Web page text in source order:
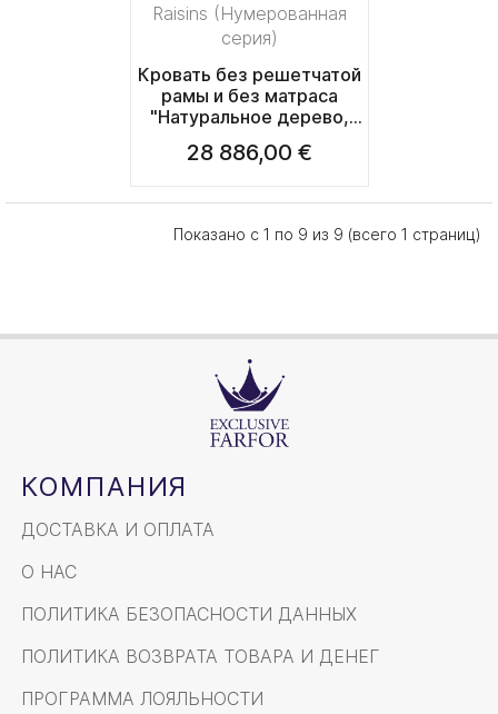
Raisins (Нумерованная
серия)
Кровать без решетчатой
рамы и без матраса
"Натуральное дерево,
180x200см)
28 886,00 €
Показано с 1 по 9 из 9 (всего 1 страниц)
КОМПАНИЯ
ДОСТАВКА И ОПЛАТА
О НАС
ПОЛИТИКА БЕЗОПАСНОСТИ ДАННЫХ
ПОЛИТИКА ВОЗВРАТА ТОВАРА И ДЕНЕГ
ПРОГРАММА ЛОЯЛЬНОСТИ